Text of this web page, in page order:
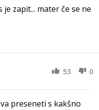
zapit... mater če se ne
53 0
preseneti s kakšno